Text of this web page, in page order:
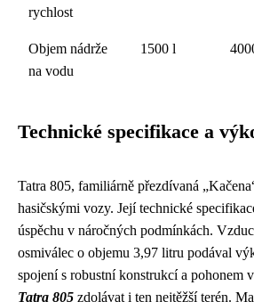
rychlost
Objem nádrže
na vodu
1500 l
Technické specifikace a
Tatra 805, familiárně přezdívaná
hasičskými vozy. Její technické
úspěchu v náročných podmínkách.
osmiválec o objemu 3,97 litru podával
spojení s robustní konstrukcí a pohonem
Tatra 805 zdolávat i ten nejtěžší terén.